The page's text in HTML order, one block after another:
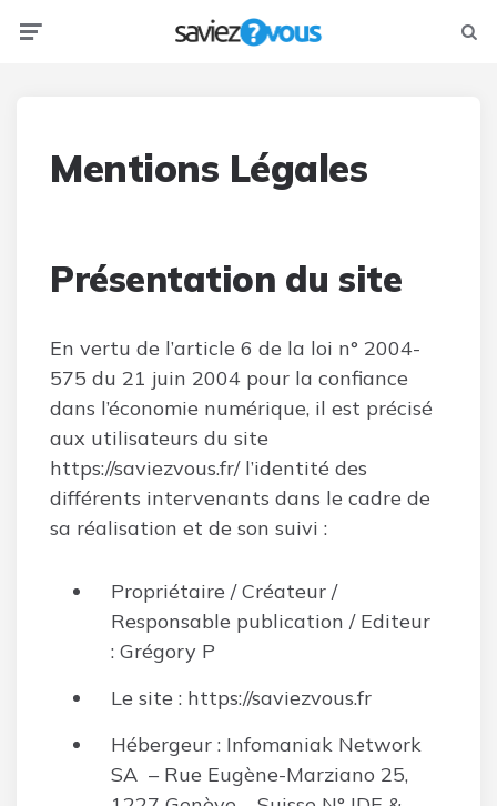
Mentions Légales
Présentation du site
En vertu de l’article 6 de la loi n° 2004-
575 du 21 juin 2004 pour la confiance
dans l’économie numérique, il est précisé
aux utilisateurs du site
https://saviezvous.fr/ l’identité des
différents intervenants dans le cadre de
sa réalisation et de son suivi :
Propriétaire / Créateur /
Responsable publication / Editeur
: Grégory P
Le site : https://saviezvous.fr
Hébergeur : Infomaniak Network
SA – Rue Eugène-Marziano 25,